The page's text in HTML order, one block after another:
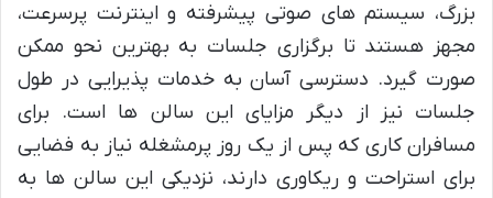
بزرگ، سیستم های صوتی پیشرفته و اینترنت پرسرعت،
مجهز هستند تا برگزاری جلسات به بهترین نحو ممکن
صورت گیرد. دسترسی آسان به خدمات پذیرایی در طول
جلسات نیز از دیگر مزایای این سالن ها است. برای
مسافران کاری که پس از یک روز پرمشغله نیاز به فضایی
برای استراحت و ریکاوری دارند، نزدیکی این سالن ها به